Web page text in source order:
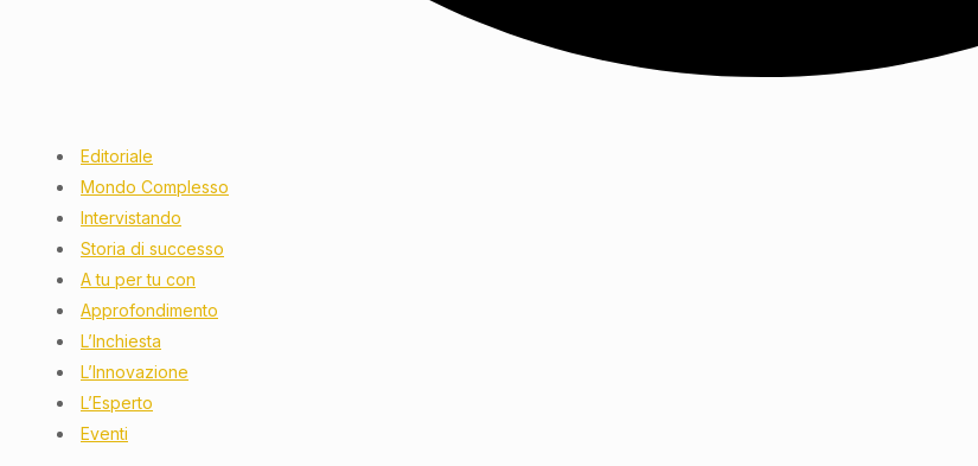
Editoriale
Mondo Complesso
Intervistando
Storia di successo
A tu per tu con
Approfondimento
L’Inchiesta
L’Innovazione
L’Esperto
Eventi